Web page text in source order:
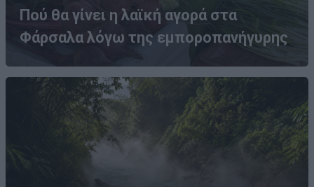
Πού θα γίνει η λαϊκή αγορά στα
Φάρσαλα λόγω της εμποροπανήγυρης